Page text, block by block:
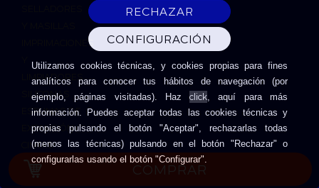
Utilizamos cookies técnicas, y cookies propias para fines
analíticos para conocer tus hábitos de navegación (por
ejemplo, páginas visitadas). Hazclick, aquí para más
información. Puedes aceptar todas las cookies técnicas y
propias pulsando el botón "Aceptar", rechazarlas todas
(menos las técnicas) pulsando en el botón "Rechazar" o
configurarlas usando el botón "Configurar".
IMPRIMACIONES
LIMPIADORES
SILICONAS
ESPUMAS DE
EXPANSIÓN
CINTAS
ADHESIVAS
HERRAMIENTAS
COMPRAR